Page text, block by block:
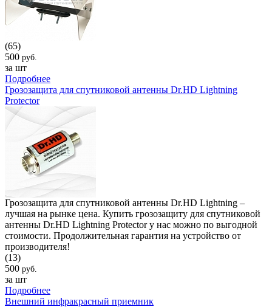
(65)
500 руб.
за шт
Подробнее
Грозозащита для спутниковой антенны Dr.HD Lightning
Protector
Грозозащита для спутниковой антенны Dr.HD Lightning –
лучшая на рынке цена. Купить грозозащиту для спутниковой
антенны Dr.HD Lightning Protector у нас можно по выгодной
стоимости. Продолжительная гарантия на устройство от
производителя!
(13)
500 руб.
за шт
Подробнее
Внешний инфракрасный приемник